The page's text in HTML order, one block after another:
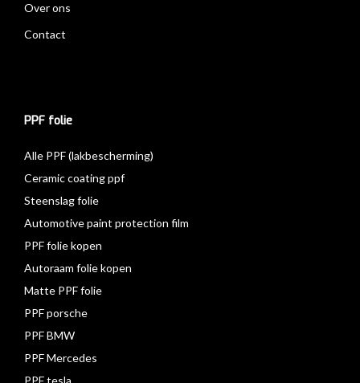
Over ons
Contact
PPF folie
Alle PPF (lakbescherming)
Ceramic coating ppf
Steenslag folie
Automotive paint protection film
PPF folie kopen
Autoraam folie kopen
Matte PPF folie
PPF porsche
PPF BMW
PPF Mercedes